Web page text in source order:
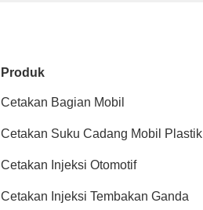
Produk
Cetakan Bagian Mobil
Cetakan Suku Cadang Mobil Plastik
Cetakan Injeksi Otomotif
Cetakan Injeksi Tembakan Ganda